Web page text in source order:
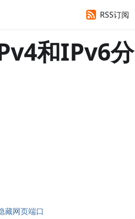
RSS订阅
和IPv6分
藏网页端口